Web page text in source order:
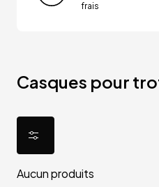
frais
Casques pour
Aucun produits